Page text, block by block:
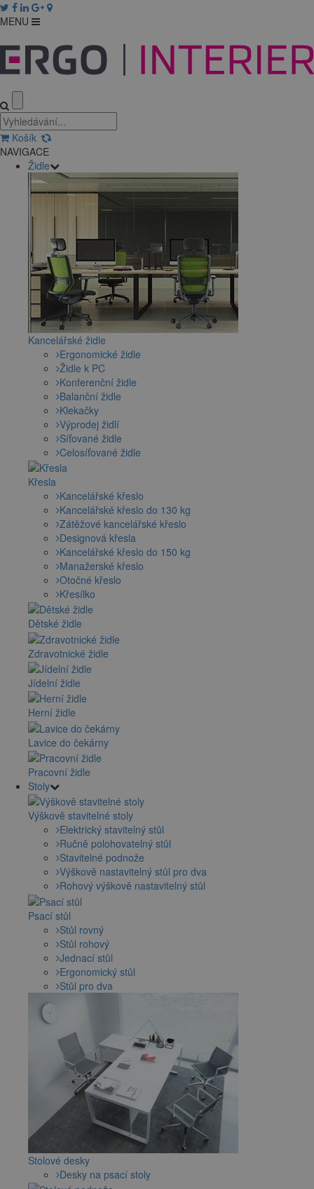
MENU
Košík
NAVIGACE
Židle
Kancelářské židle
Ergonomické židle
Židle k PC
Konferenční židle
Balanční židle
Klekačky
Výprodej židlí
Síťované židle
Celosíťované židle
Křesla
Kancelářské křeslo
Kancelářské křeslo do 130 kg
Zátěžové kancelářské křeslo
Designová křesla
Kancelářské křeslo do 150 kg
Manažerské křeslo
Otočné křeslo
Křesílko
Dětské židle
Zdravotnické židle
Jídelní židle
Herní židle
Lavice do čekárny
Pracovní židle
Stoly
Výškově stavitelné stoly
Elektrický stavitelný stůl
Ručně polohovatelný stůl
Stavitelné podnože
Výškově nastavitelný stůl pro dva
Rohový výškově nastavitelný stůl
Psací stůl
Stůl rovný
Stůl rohový
Jednací stůl
Ergonomický stůl
Stůl pro dva
Stolové desky
Desky na psací stoly